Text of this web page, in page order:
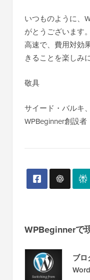
いつものように、
がとうございます
高速で、費用対効
きることを楽しみ
敬具
サイード・バルキ、
WPBeginner創設者
WPBeginnerで
ブロ